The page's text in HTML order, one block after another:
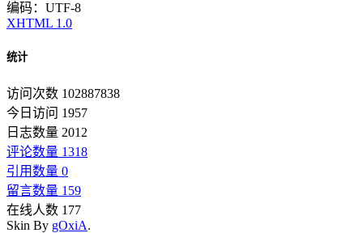
编码：UTF-8
XHTML 1.0
统计
访问次数 102887838
今日访问 1957
日志数量 2012
评论数量 1318
引用数量 0
留言数量 159
在线人数 177
Skin By gOxiA.